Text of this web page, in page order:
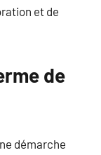
et de
de
démarche